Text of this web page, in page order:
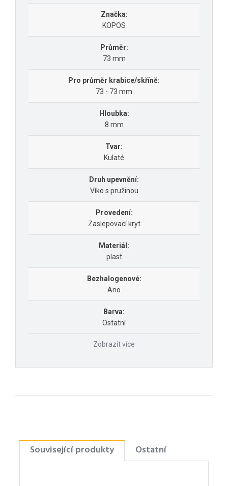
Značka:
KOPOS
Průměr:
73 mm
Pro průměr krabice/skříně:
73 - 73 mm
Hloubka:
8 mm
Tvar:
Kulaté
Druh upevnění:
Víko s pružinou
Provedení:
Zaslepovací kryt
Materiál:
plast
Bezhalogenové:
Ano
Barva:
Ostatní
Zobrazit více
Související produkty Ostatní